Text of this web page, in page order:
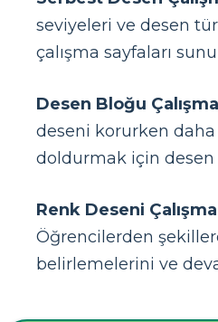
seviyeleri ve desen
çalışma sayfaları
Desen Bloğu
deseni korurken
doldurmak için desen
Renk Deseni
Öğrencilerden
belirlemelerini ve